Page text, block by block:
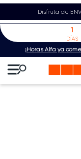
Disfruta de
¡Horas Alfa ya
1
DÍAS